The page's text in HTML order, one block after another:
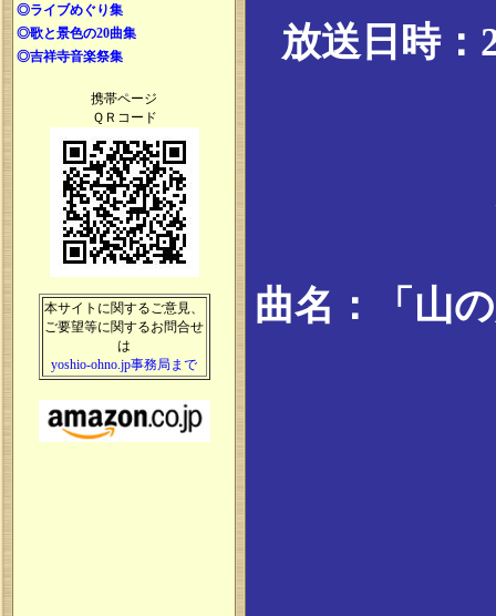
◎ライブめぐり集
◎歌と景色の20曲集
◎吉祥寺音楽祭集
携帯ページ
ＱＲコード
本サイトに関するご意見、
ご要望等に関するお問合せ
は
yoshio-ohno.jp事務局まで
放送日時：
曲名：「山